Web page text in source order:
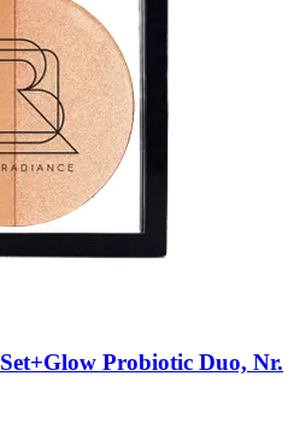
Set+Glow Probiotic Duo, Nr.